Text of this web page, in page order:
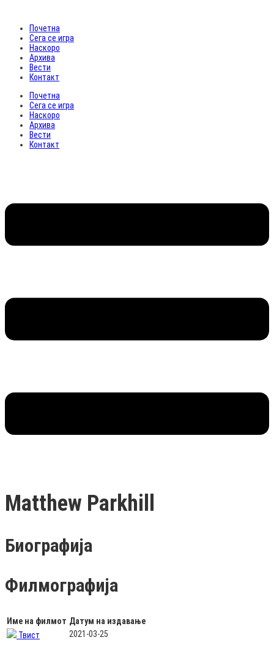
Почетна
Сега се игра
Наскоро
Архива
Вести
Контакт
Почетна
Сега се игра
Наскоро
Архива
Вести
Контакт
Matthew Parkhill
Биографија
Филмографија
Име на филмот Датум на издавање
Твист
2021-03-25